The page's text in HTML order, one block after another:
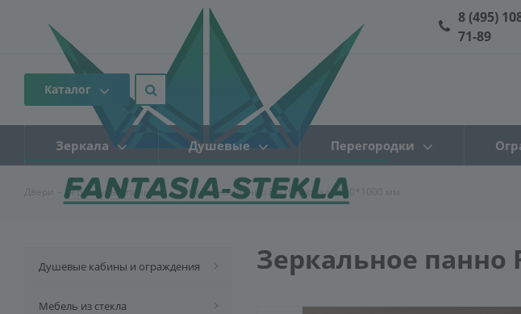
8 (495)
71-89
Каталог
Зеркала Душевые Перегородки
Зеркальные панно - Зеркальное панно FS-19 бронза 1500*1000 мм
Зеркальное панно
Душевые кабины и ограждения
Мебель из стекла